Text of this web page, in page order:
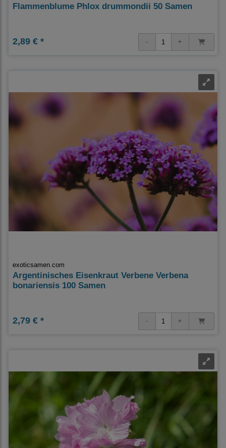
Flammenblume Phlox drummondii 50 Samen
2,89 € *
exoticsamen.com
Argentinisches Eisenkraut Verbene Verbena
bonariensis 100 Samen
2,79 € *